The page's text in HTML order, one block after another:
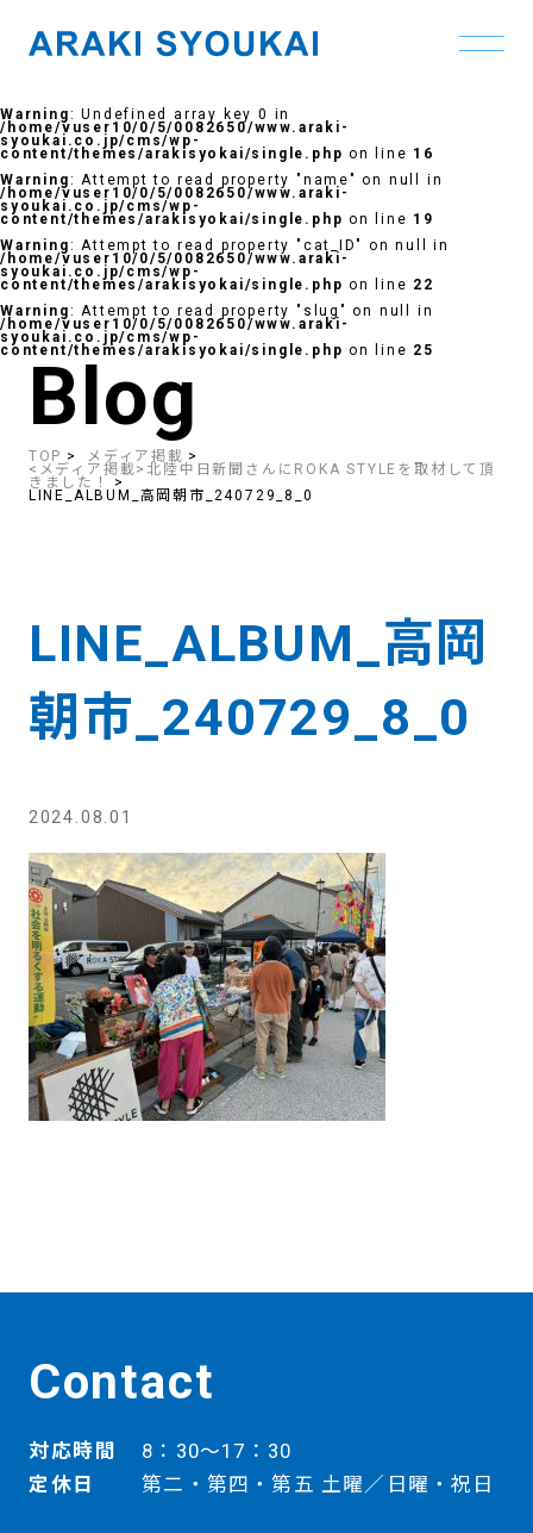
to
the
content
Warning : Undefined array key 0 in
/home/vuser10/0/5/0082650/www.araki-
syoukai.co.jp/cms/wp-
content/themes/arakisyokai/single.php on line 16
Warning : Attempt to read property "name" on null in
/home/vuser10/0/5/0082650/www.araki-
syoukai.co.jp/cms/wp-
content/themes/arakisyokai/single.php on line 19
Warning : Attempt to read property "cat_ID" on null in
/home/vuser10/0/5/0082650/www.araki-
syoukai.co.jp/cms/wp-
content/themes/arakisyokai/single.php on line 22
Warning : Attempt to read property "slug" on null in
/home/vuser10/0/5/0082650/www.araki-
syoukai.co.jp/cms/wp-
content/themes/arakisyokai/single.php on line 25
Blog
TOP メディア掲載
<メディア掲載>北陸中日新聞さんにROKA STYLEを取材して頂
きました！
LINE_ALBUM_高岡朝市_240729_8_0
LINE_ALBUM_高岡
朝市_240729_8_0
2024.08.01
Contact
対応時間
8：30～17：30
定休日
第二・第四・第五 土曜／日曜・祝日